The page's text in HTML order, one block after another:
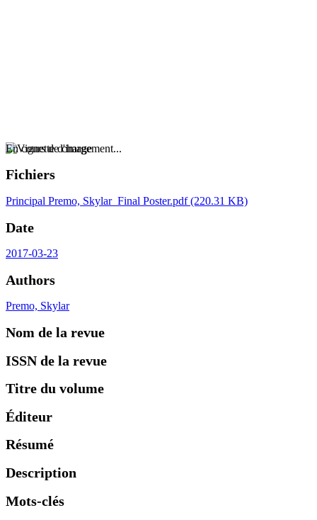
En cours de chargement...
Fichiers
Principal Premo, Skylar_Final Poster.pdf(220.31 KB)
Date
2017-03-23
Authors
Premo, Skylar
Nom de la revue
ISSN de la revue
Titre du volume
Éditeur
Résumé
Description
Mots-clés